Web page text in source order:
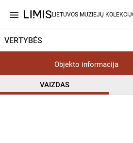
menu LIETUVOS MUZIEJŲ
VERTYBĖS
Objekto informacija
VAIZDAS
help_outline